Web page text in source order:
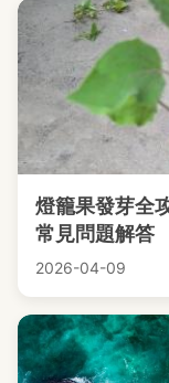
燈籠果發芽全
常見問題解答
2026-04-09